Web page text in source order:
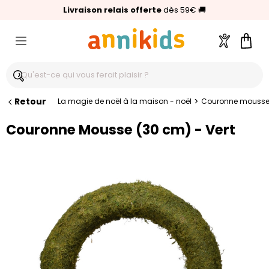
Livraison relais offertedès 59€ 🚚
🥇Palmarès Capital 2025 :Annikids N°1
⭐⭐⭐⭐⭐4,6/5(24 000 avis clients)
Compte
Retour La magie de noël à la maison - noël > Couronne
Couronne Mousse (30 cm) - Vert